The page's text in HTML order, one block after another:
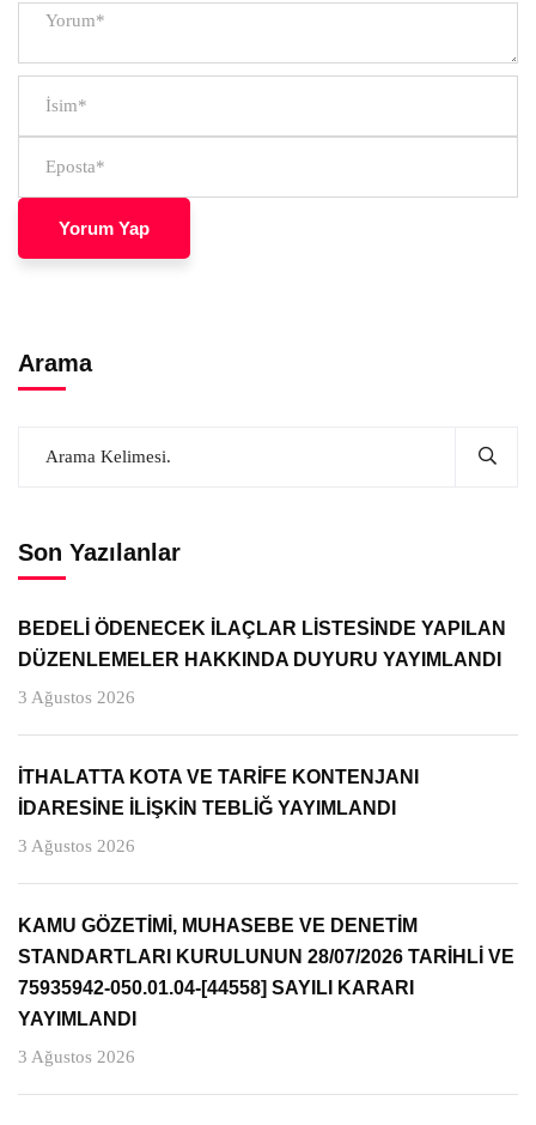
Arama
Son Yazılanlar
BEDELİ ÖDENECEK İLAÇLAR LİSTESİNDE YAPILAN
DÜZENLEMELER HAKKINDA DUYURU YAYIMLANDI
3 Ağustos 2026
İTHALATTA KOTA VE TARİFE KONTENJANI
İDARESİNE İLİŞKİN TEBLİĞ YAYIMLANDI
3 Ağustos 2026
KAMU GÖZETİMİ, MUHASEBE VE DENETİM
STANDARTLARI KURULUNUN 28/07/2026 TARİHLİ VE
75935942-050.01.04-[44558] SAYILI KARARI
YAYIMLANDI
3 Ağustos 2026